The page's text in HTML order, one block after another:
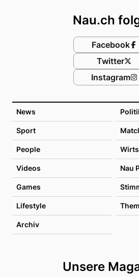
News
Sport
People
Videos Nau
Games
Lifestyle
Archiv
Unsere
Nau.ch
Facebook
Twitter
Instagram